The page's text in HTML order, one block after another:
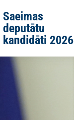
Saeimas
deputātu
kandidāti 2026